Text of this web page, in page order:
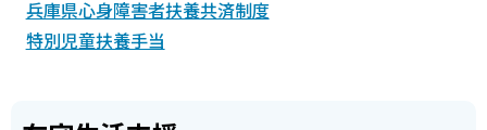
兵庫県心身障害者扶養共済制度
特別児童扶養手当